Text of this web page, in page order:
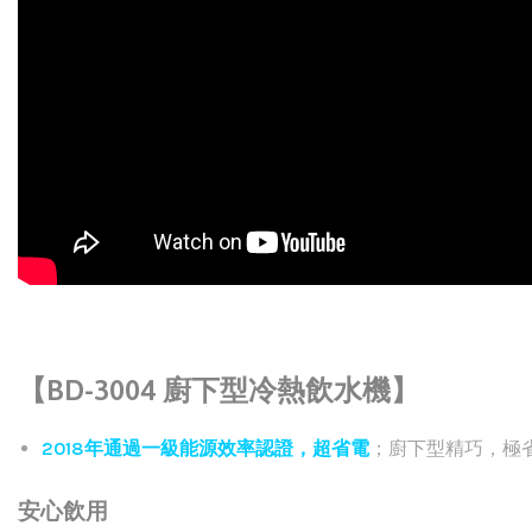
【BD-3004 廚下型冷熱飲水機】
2018年通過一級能源效率認證，超省電；廚下型精巧，極
安心飲用